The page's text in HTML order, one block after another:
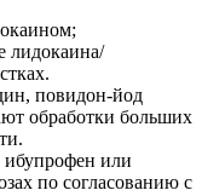
лидокаина/
повидон‑йод
обработки больших
ибупрофен или
по согласованию с